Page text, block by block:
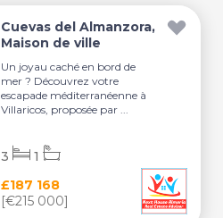
Cuevas del Almanzora,
Maison de ville
Un joyau caché en bord de
mer ? Découvrez votre
escapade méditerranéenne à
Villaricos, proposée par ...
£187 168
[€215 000]
3 1